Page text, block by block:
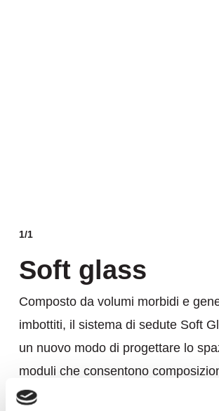
1/1
Soft glass
Composto da volumi morbidi e
imbottiti, il sistema di sedute Soft
un nuovo modo di progettare lo
moduli che consentono
più dinamiche e informali.